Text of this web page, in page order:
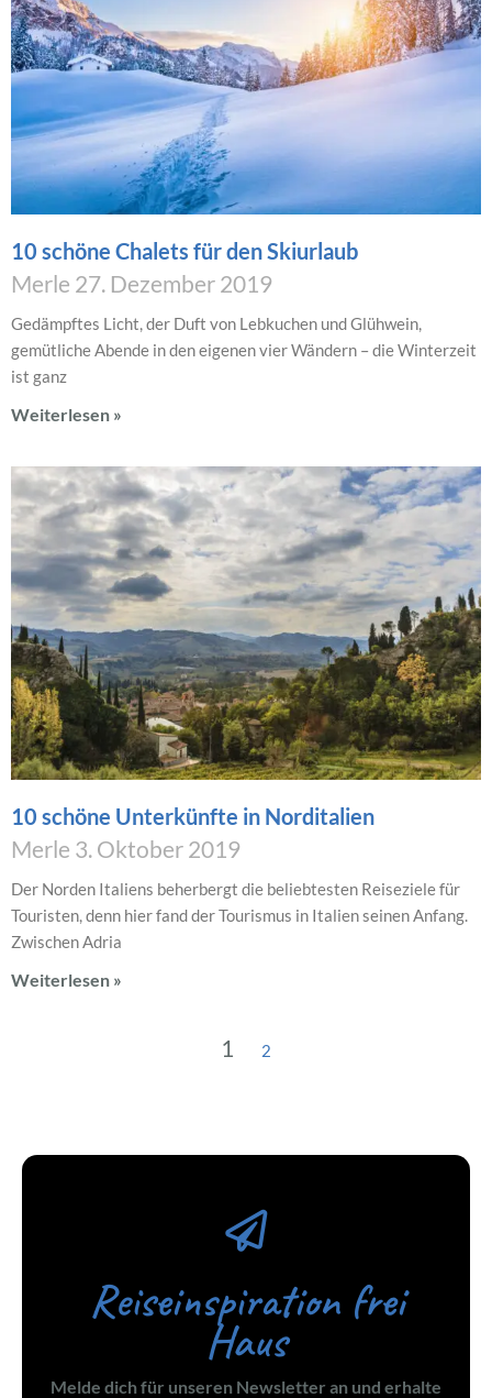
10 schöne Chalets für den Skiurlaub
Merle 27. Dezember 2019
Gedämpftes Licht, der Duft von Lebkuchen und Glühwein,
gemütliche Abende in den eigenen vier Wändern – die Winterzeit
ist ganz
Weiterlesen »
10 schöne Unterkünfte in Norditalien
Merle 3. Oktober 2019
Der Norden Italiens beherbergt die beliebtesten Reiseziele für
Touristen, denn hier fand der Tourismus in Italien seinen Anfang.
Zwischen Adria
Weiterlesen »
1 2
Reiseinspiration frei
Haus
Melde dich für unseren Newsletter an und erhalte